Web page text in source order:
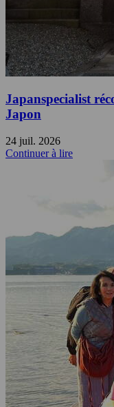
Japanspecialist
Japon
24 juil. 2026
Continuer à lire